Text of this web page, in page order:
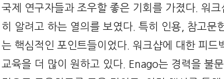
국제 연구자들과 조우할 좋은 기회를 가졌다. 워
히 알려고 하는 열의를 보였다. 특히 인용, 참고문
는 핵심적인 포인트들이었다. 워크샵에 대한 피
교육을 더 많이 원하고 있다. Enago는 경력을 불